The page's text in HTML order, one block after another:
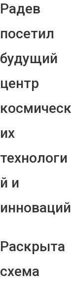
Радев
посетил
будущий
центр
космическ
их
технологи
й и
инноваций
Раскрыта
схема